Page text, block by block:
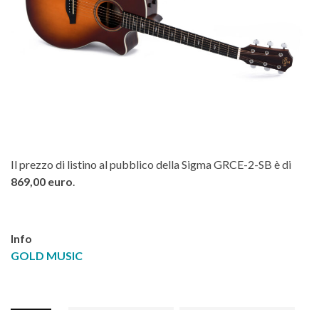
Il prezzo di listino al pubblico della Sigma GRCE-2-SB è di
869,00 euro.
Info
GOLD MUSIC